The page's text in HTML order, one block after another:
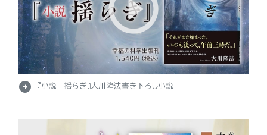
arrow_circle_right 『小説 揺らぎ』大川隆法書き下ろし小説